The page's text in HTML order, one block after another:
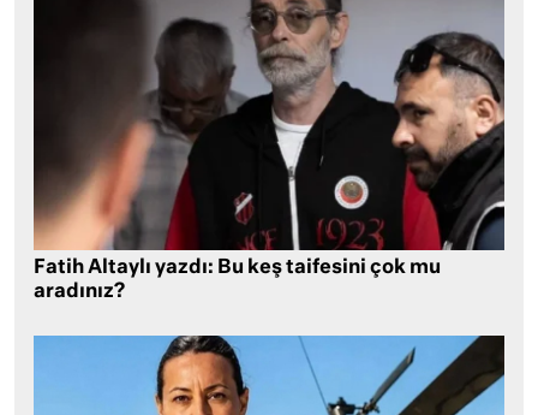
Fatih Altaylı yazdı: Bu keş taifesini çok mu
aradınız?